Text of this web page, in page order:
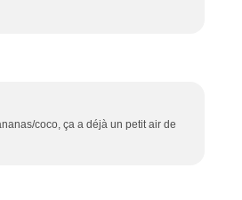
coco, ça a déjà un petit air de